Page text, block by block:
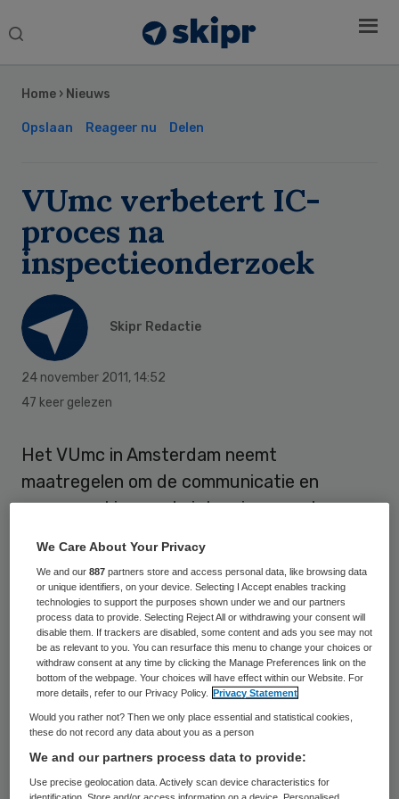
Search
Home › Nieuws
Opslaan Reageer nu Delen
VUmc verbetert IC-
proces na
inspectieonderzoek
Skipr Redactie
24 november 2011, 14:52
47 keer gelezen
Het VUmc in Amsterdam neemt
maatregelen om de communicatie en
samenwerking op de intensive care te
melden van calamiteiten en het
hoofdbehandelaarschap.
Het VUmc geeft hiermee gevolg aan
aanbevelingen van de Inspectie voor de
Gezondheidszorg (IGZ). Aanleiding voor het
onderzoek van de IGZ was de vraag of het
overlijden van een patiënt op de IC wel of
niet als calamiteit bij de IGZ gemeld had
Sidebar
We Care About Your Privacy
We and our887 partners store and access personal data, like browsing data
or unique identifiers, on your device. Selecting I Accept enables tracking
technologies to support the purposes shown under we and our partners
process data to provide. Selecting Reject All or withdrawing your consent will
disable them. If trackers are disabled, some content and ads you see may not
be as relevant to you. You can resurface this menu to change your choices or
withdraw consent at any time by clicking the Manage Preferences link on the
bottom of the webpage. Your choices will have effect within our Website. For
more details, refer to our Privacy Policy.
Privacy Statement
Would you rather not? Then we only place essential and statistical cookies,
these do not record any data about you as a person
We and our partners process data to provide:
Use precise geolocation data. Actively scan device characteristics for